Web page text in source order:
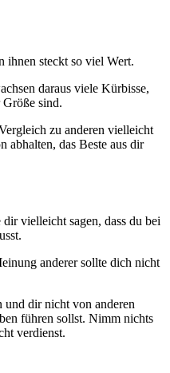
ihnen steckt so viel Wert.
daraus viele Kürbisse,
sind.
zu anderen vielleicht
abhalten, das Beste aus dir
vielleicht sagen, dass du bei
anderer sollte dich nicht
und dir nicht von anderen
führen sollst. Nimm nichts
verdienst.